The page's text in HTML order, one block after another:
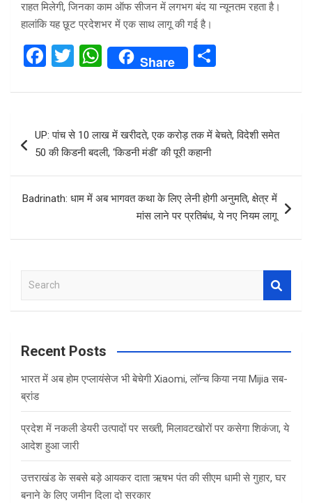
राहत मिलेगी, जिनका काम ऑफ सीजन में लगभग बंद या न्यूनतम रहता है।
हालांकि यह छूट प्रदेशभर में एक साथ लागू की गई है।
F
ce
o
k
T
tt
W
h
at
A
p
Share
ar
e
navigation
UP: पांच से 10 लाख में खरीदते, एक करोड़ तक में बेचते, विदेशी समेत
50 की किडनी बदली, ‘किडनी मंडी’ की पूरी कहानी
Badrinath: धाम में अब भागवत कथा के लिए लेनी होगी अनुमति, क्षेत्र में
मांस लाने पर प्रतिबंध, ये नए नियम लागू
a
c
Recent Posts
भारत में अब होम एप्लायंसेज भी बेचेगी Xiaomi, लॉन्च किया नया Mijia सब-
ब्रांड
प्रदेश में नकली डेयरी उत्पादों पर सख्ती, मिलावटखोरों पर कसेगा शिकंजा, ये
आदेश हुआ जारी
उत्तराखंड के सबसे बड़े आयकर दाता ऋषभ पंत की सीएम धामी से गुहार, घर
बनाने के लिए जमीन दिला दो सरकार